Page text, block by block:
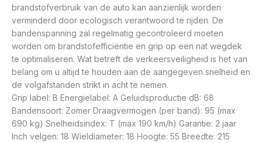
brandstofverbruik van de auto kan aanzienlijk worden
verminderd door ecologisch verantwoord te rijden. De
bandenspanning zal regelmatig gecontroleerd moeten
worden om brandstofefficiëntie en grip op een nat wegdek
te optimaliseren. Wat betreft de verkeersveiligheid is het van
belang om u altijd te houden aan de aangegeven snelheid en
de volgafstanden strikt in acht te nemen.
Grip label: B Energielabel: A Geluidsproductie dB: 68
Bandensoort: Zomer Draagvermogen (per band): 95 (max
690 kg) Snelheidsindex: T (max 190 km/h) Garantie: 2 jaar
Inch velgen: 18 Wieldiameter: 18 Hoogte: 55 Breedte: 215